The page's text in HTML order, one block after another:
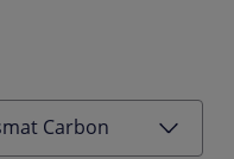
Carbon